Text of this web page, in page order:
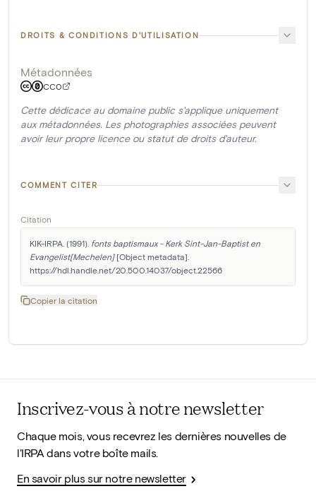
DROITS & CONDITIONS D'UTILISATION
Métadonnées
CC0
Cette dédicace au domaine public s'applique uniquement
aux métadonnées. Les photographies associées peuvent
avoir leur propre licence ou statut de droits d'auteur.
COMMENT CITER
Citation
KIK-IRPA. (1991). fonts baptismaux - Kerk Sint-Jan-Baptist en
Evangelist[Mechelen] [Object metadata].
https://hdl.handle.net/20.500.14037/object.22566
Copier la citation
Inscrivez-vous à notre newsletter
Chaque mois, vous recevrez les dernières nouvelles de
l'IRPA dans votre boîte mails.
En savoir plus sur notre newsletter